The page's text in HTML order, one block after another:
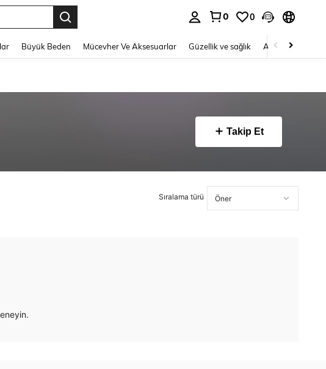
0 0
Büyük Beden Mücevher Ve Aksesuarlar Güzellik ve sağlık Ayakkabı
Takip Et
Sıralama türü